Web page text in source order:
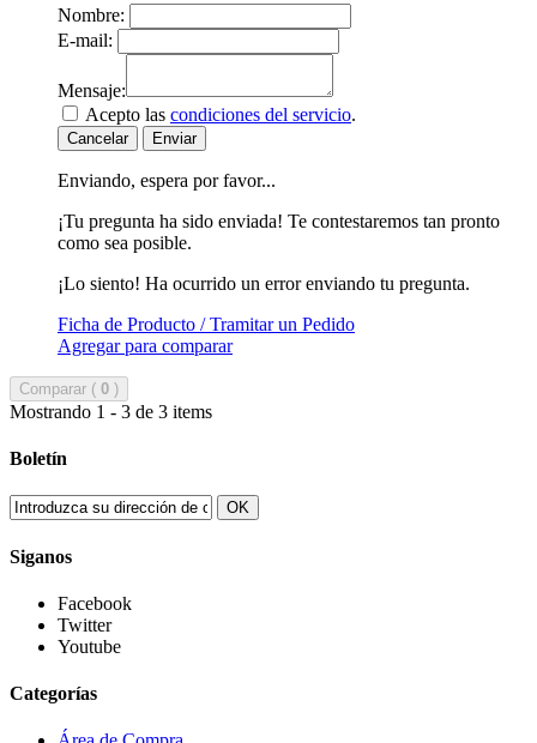
Nombre:
E-mail:
Mensaje:
Acepto las condiciones del servicio.
Cancelar Enviar
Enviando, espera por favor...
¡Tu pregunta ha sido enviada! Te contestaremos tan pronto
como sea posible.
¡Lo siento! Ha ocurrido un error enviando tu pregunta.
Ficha de Producto / Tramitar un Pedido
Agregar para comparar
Comparar ( 0 )
Mostrando 1 - 3 de 3 items
Boletín
OK
Siganos
Facebook
Twitter
Youtube
Categorías